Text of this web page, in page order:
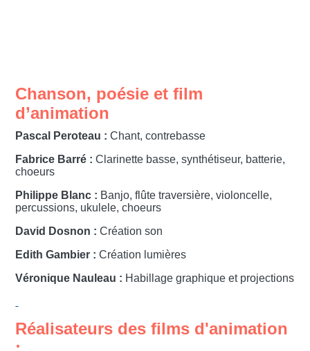
Chanson, poésie et film
d’animation
Pascal Peroteau : Chant, contrebasse
Fabrice Barré : Clarinette basse, synthétiseur, batterie,
choeurs
Philippe Blanc : Banjo, flûte traversière, violoncelle,
percussions, ukulele, choeurs
David Dosnon : Création son
Edith Gambier : Création lumières
Véronique Nauleau : Habillage graphique et projections
Réalisateurs des films d'animation